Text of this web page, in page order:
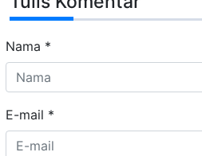
Nama *
E-mail *